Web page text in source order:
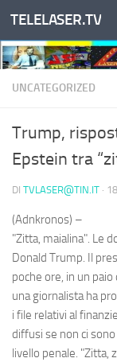
Salta al contenuto
TELELASER.TV
UNCATEGORIZED
Trump,
Epstein tra
DI TVLASER@TIN.IT ·
(Adnkronos) –
"Zitta, maialina". Le
Donald Trump. Il
poche ore, in un
una giornalista ha
i file relativi al
diffusi se non ci
livello penale. "Zitta,